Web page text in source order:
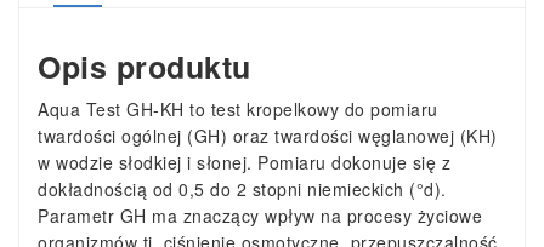
Opis produktu
Aqua Test GH-KH to test kropelkowy do pomiaru
twardości ogólnej (GH) oraz twardości węglanowej (KH)
w wodzie słodkiej i słonej. Pomiaru dokonuje się z
dokładnością od 0,5 do 2 stopni niemieckich (°d).
Parametr GH ma znaczący wpływ na procesy życiowe